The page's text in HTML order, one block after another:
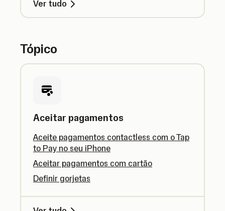
Ver tudo
Tópico
Aceitar pagamentos
Aceite pagamentos contactless com o Tap
to Pay no seu iPhone
Aceitar pagamentos com cartão
Definir gorjetas